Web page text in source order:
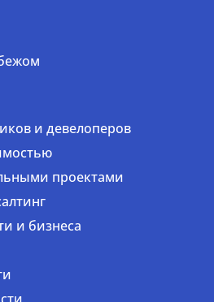
и девелоперов
проектами
и бизнеса